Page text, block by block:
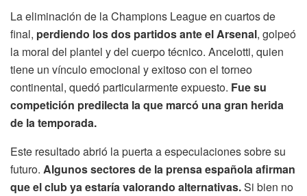
La eliminación de la Champions League en cuartos de
final, perdiendo los dos partidos ante el Arsenal, golpeó
la moral del plantel y del cuerpo técnico. Ancelotti, quien
tiene un vínculo emocional y exitoso con el torneo
continental, quedó particularmente expuesto. Fue su
competición predilecta la que marcó una gran herida
de la temporada.
Este resultado abrió la puerta a especulaciones sobre su
futuro. Algunos sectores de la prensa española afirman
que el club ya estaría valorando alternativas.Si bien no